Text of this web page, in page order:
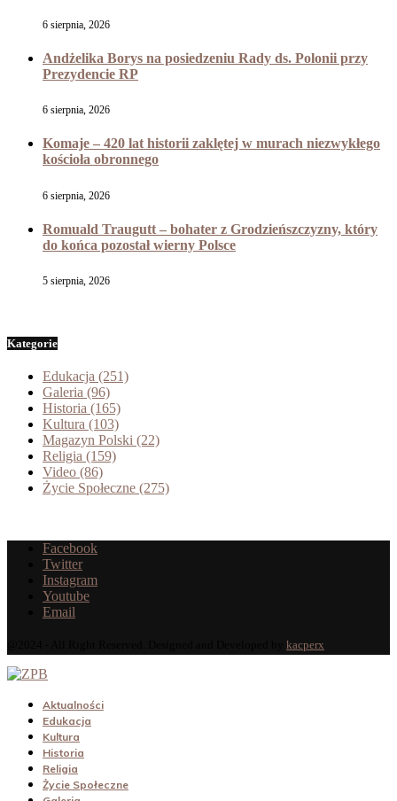
6 sierpnia, 2026
Andżelika Borys na posiedzeniu Rady ds. Polonii przy
Prezydencie RP
6 sierpnia, 2026
Komaje – 420 lat historii zaklętej w murach niezwykłego
kościoła obronnego
6 sierpnia, 2026
Romuald Traugutt – bohater z Grodzieńszczyzny, który
do końca pozostał wierny Polsce
5 sierpnia, 2026
Kategorie
Edukacja (251)
Galeria (96)
Historia (165)
Kultura (103)
Magazyn Polski (22)
Religia (159)
Video (86)
Życie Społeczne (275)
Facebook
Twitter
Instagram
Youtube
Email
kacperx
Aktualności
Edukacja
Kultura
Historia
Religia
Życie Społeczne